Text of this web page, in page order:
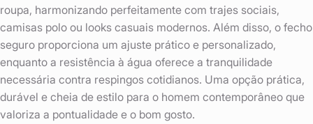
roupa, harmonizando perfeitamente com trajes sociais,
camisas polo ou looks casuais modernos. Além disso, o fecho
seguro proporciona um ajuste prático e personalizado,
enquanto a resistência à água oferece a tranquilidade
necessária contra respingos cotidianos. Uma opção prática,
durável e cheia de estilo para o homem contemporâneo que
valoriza a pontualidade e o bom gosto.